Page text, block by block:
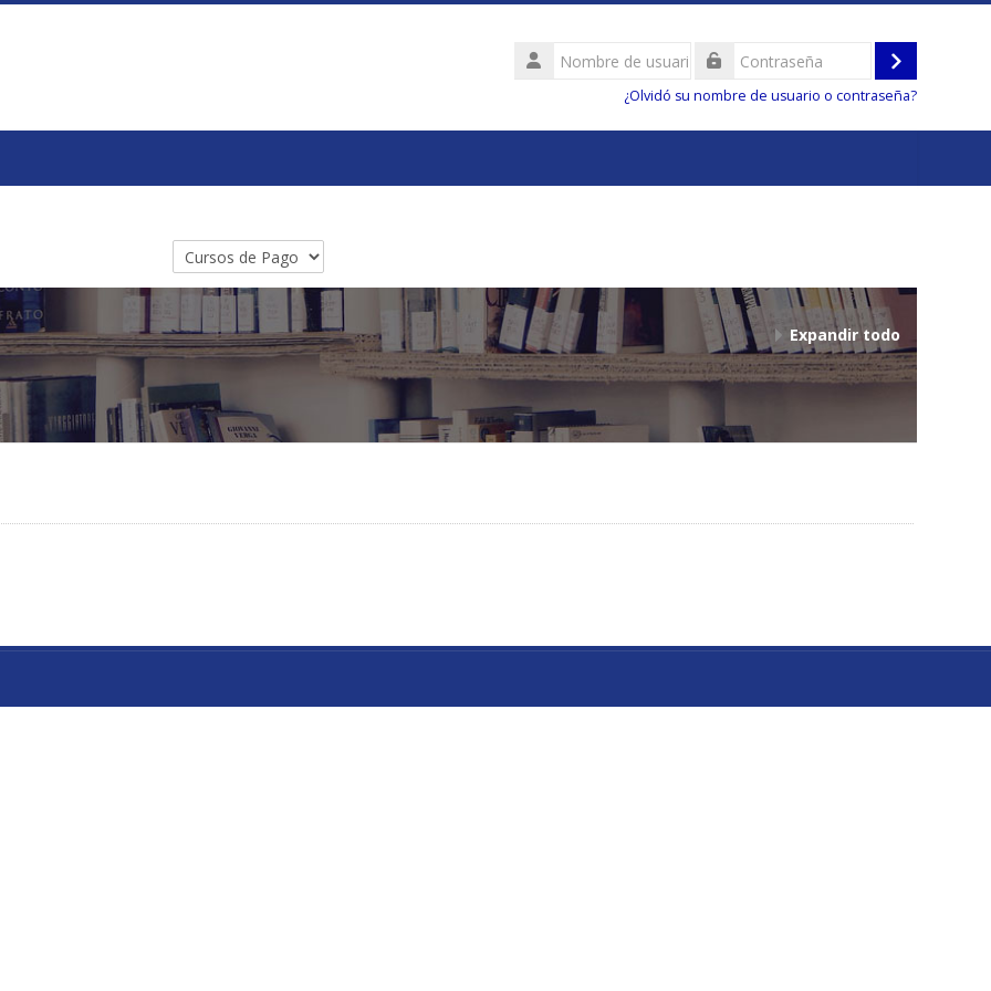
Nombre
de
Acceder
¿Olvidó su nombre de usuario o contraseña?
Categorías
Expandir todo